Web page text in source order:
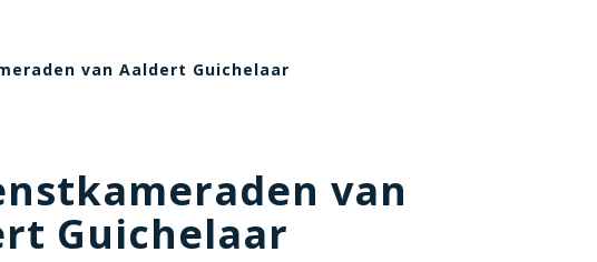
van Aaldert Guichelaar
van
Guichelaar